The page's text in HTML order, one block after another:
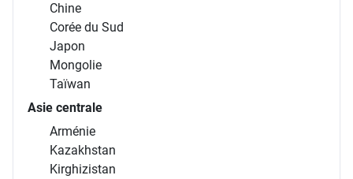
Chine
Corée du Sud
Japon
Mongolie
Taïwan
Asie centrale
Arménie
Kazakhstan
Kirghizistan